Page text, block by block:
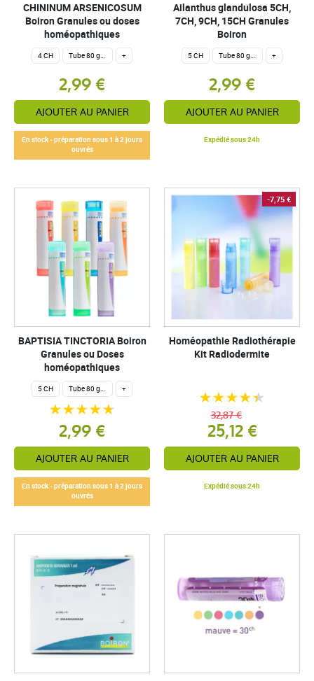
CHININUM ARSENICOSUM
Boiron Granules ou doses
homéopathiques
4 CH Tube 80 granules homéopathiques 4 g. +
2,99 €
AJOUTER AU PANIER
En stock - préparation sous 1 à 2 jours
ouvrés
Ailanthus glandulosa 5CH,
7CH, 9CH, 15CH Granules
Boiron
5 CH Tube 80 granules homéopathiques 4 g. +
2,99 €
AJOUTER AU PANIER
Expédié sous 24h
BAPTISIA TINCTORIA Boiron
Granules ou Doses
homéopathiques
5 CH Tube 80 granules homéopathiques 4 g. +
2,99 €
AJOUTER AU PANIER
En stock - préparation sous 1 à 2 jours
ouvrés
-7,75 €
Homéopathie Radiothérapie
Kit Radiodermite
25,12 €
32,87 €
AJOUTER AU PANIER
Expédié sous 24h